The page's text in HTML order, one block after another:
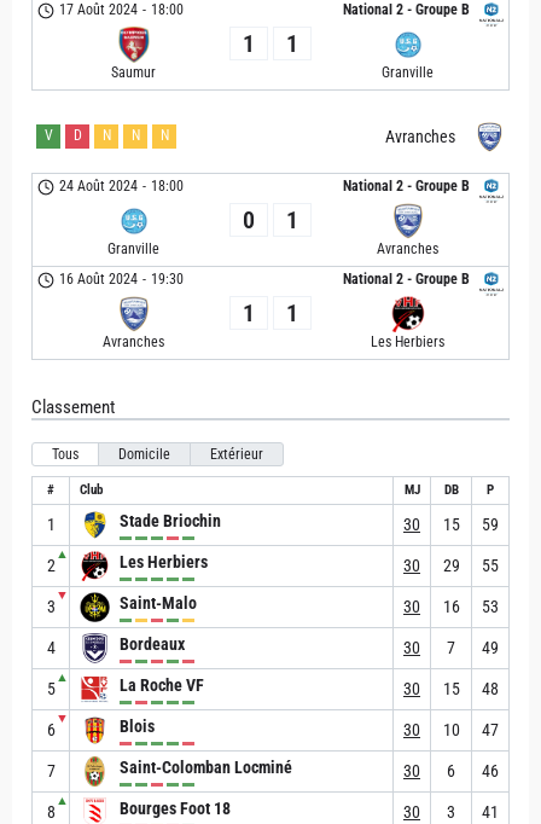
National 2 - Groupe B
17 Août 2024 - 18:00
Saumur
1 1
Granville
Avranches
V D N N N
National 2 - Groupe B
24 Août 2024 - 18:00
Granville
0 1
Avranches
National 2 - Groupe B
16 Août 2024 - 19:30
Avranches
1 1
Les Herbiers
Classement
Tous Domicile Extérieur
# Club MJ DB P
1 Stade Briochin 30 15 59
2
▲ Les Herbiers 30 29 55
3
▼ Saint-Malo 30 16 53
4 Bordeaux 30 7 49
5
▲ La Roche VF 30 15 48
6
▼ Blois 30 10 47
7 Saint-Colomban Locminé 30 6 46
8
▲ Bourges Foot 18 30 3 41